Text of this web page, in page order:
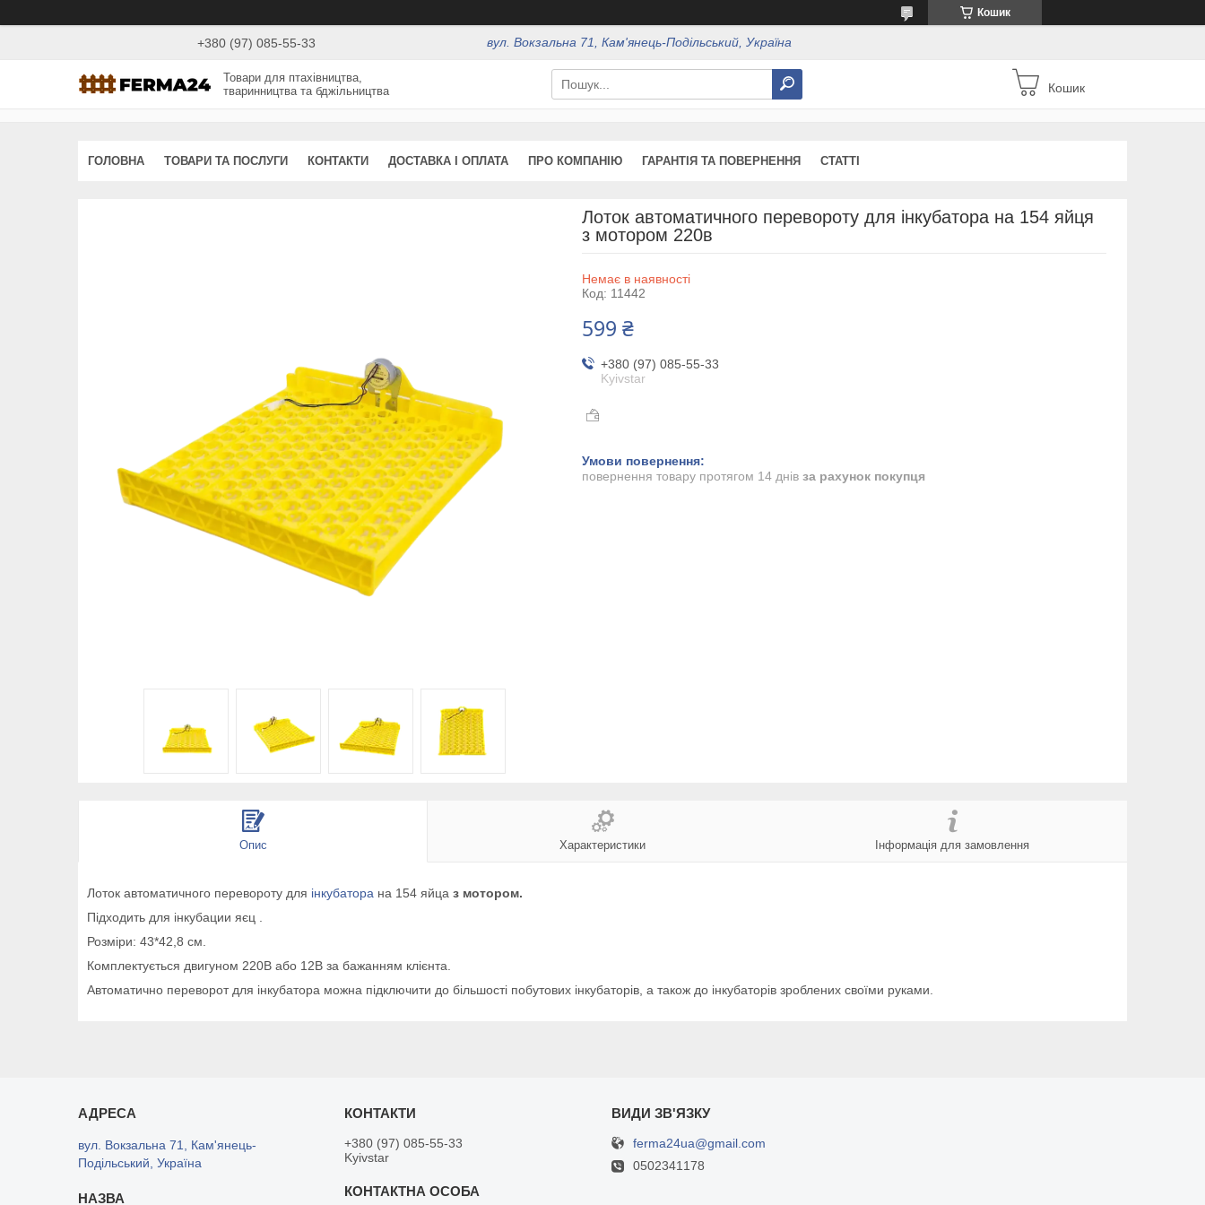
Кошик
+380 (97) 085-55-33 вул. Вокзальна 71, Кам'янець-Подільський, Україна
Товари для птахівництва,
тваринництва та бджільництва
Кошик
ГОЛОВНА ТОВАРИ ТА ПОСЛУГИ КОНТАКТИ ДОСТАВКА І ОПЛАТА ПРО КОМПАНІЮ ГАРАНТІЯ ТА ПОВЕРНЕННЯ СТАТТІ
Лоток автоматичного перевороту для інкубатора на 154 яйця
з мотором 220в
Немає в наявності
Код: 11442
599 ₴
+380 (97) 085-55-33
Kyivstar
повернення товару протягом 14 днів за рахунок покупця
Опис Характеристики Інформація для замовлення
Лоток автоматичного перевороту для інкубатора на 154 яйца з мотором.
Підходить для інкубации яєц .
Розміри: 43*42,8 см.
Комплектується двигуном 220В або 12В за бажанням клієнта.
Автоматично переворот для інкубатора можна підключити до більшості побутових інкубаторів, а також до інкубаторів зроблених своїми руками.
вул. Вокзальна 71, Кам'янець-
Подільський, Україна
+380 (97) 085-55-33
Kyivstar
ferma24ua@gmail.com
0502341178